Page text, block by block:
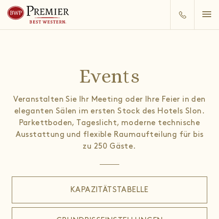
Events
Veranstalten Sie Ihr Meeting oder Ihre Feier in den
eleganten Sälen im ersten Stock des Hotels Slon.
Parkettboden, Tageslicht, moderne technische
Ausstattung und flexible Raumaufteilung für bis
zu 250 Gäste.
KAPAZITÄTSTABELLE